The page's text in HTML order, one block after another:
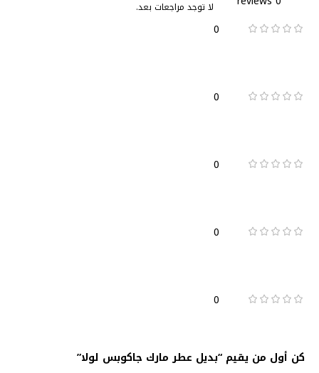
0
0
0
0
0
لا توجد مراجعات بعد.
كن أول من يقيم “بديل عطر مارك جاكوبس لولا”